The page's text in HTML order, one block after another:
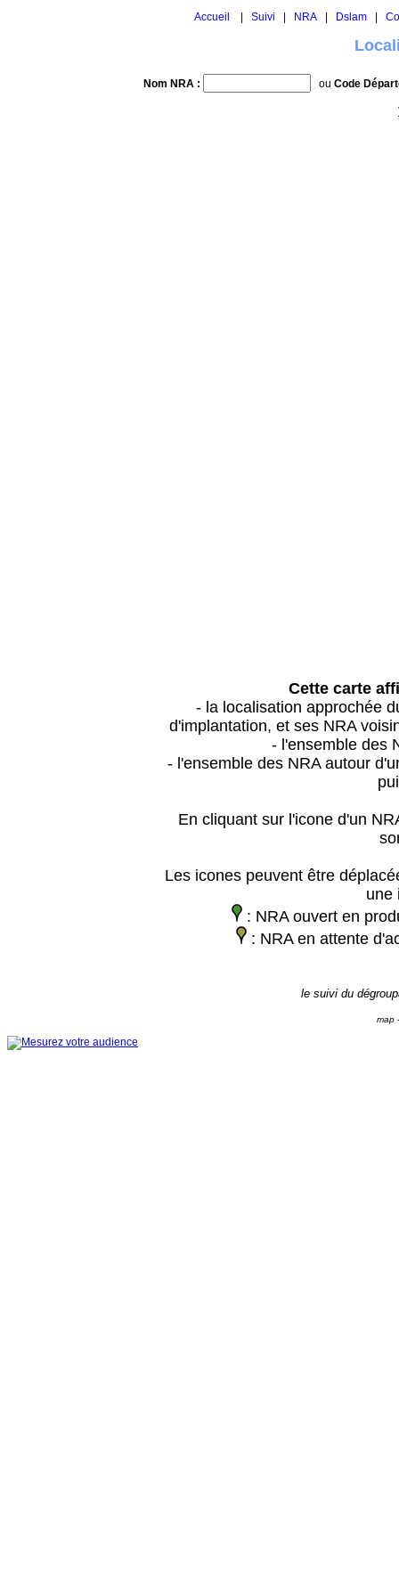
Accueil Suivi NRA Dslam
Nom NRA : ou Code
Cette carte
- la localisation approchée
d'implantation, et ses NRA
- l'ensemble des
- l'ensemble des NRA autour
En cliquant sur l'icone d'un
Les icones peuvent être
une
: NRA ouvert en
: NRA en attente
le suivi du
map